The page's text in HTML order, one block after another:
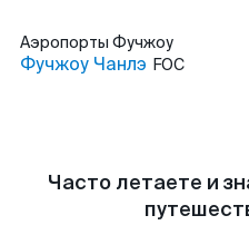
Аэропорты Фучжоу
Фучжоу Чанлэ FOC
Часто летаете и